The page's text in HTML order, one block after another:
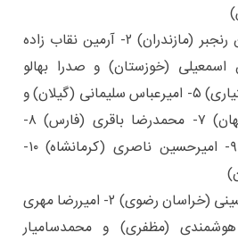
۷۵ کیلوگرم: ۱- امیرحسین رنجبر (مازندران) ۲- آرمین نقاب زاده
اسمعیلی (خوزستان) و صدرا بهالو
سامانی (چهارمحال و بختیاری) ۵- امیرعباس سلیمانی (گیلان) و
محمدامین عامری (اصفهان) ۷- محمدرضا باقری (فارس) ۸-
امیررضا علایی (تهران) ۹- امیرحسین ناصری (کرمانشاه) ۱۰-
۸۵ کیلوگرم: ۱- سامان حسینی (خراسان رضوی) ۲- امیررضا مهری
کیارش هوشمندی (مظفری) و محمدسامیار